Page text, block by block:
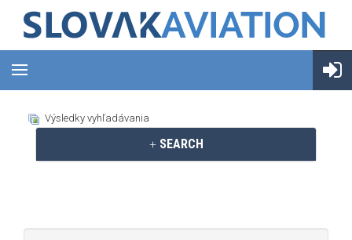
Výsledky vyhľadávania
SEARCH